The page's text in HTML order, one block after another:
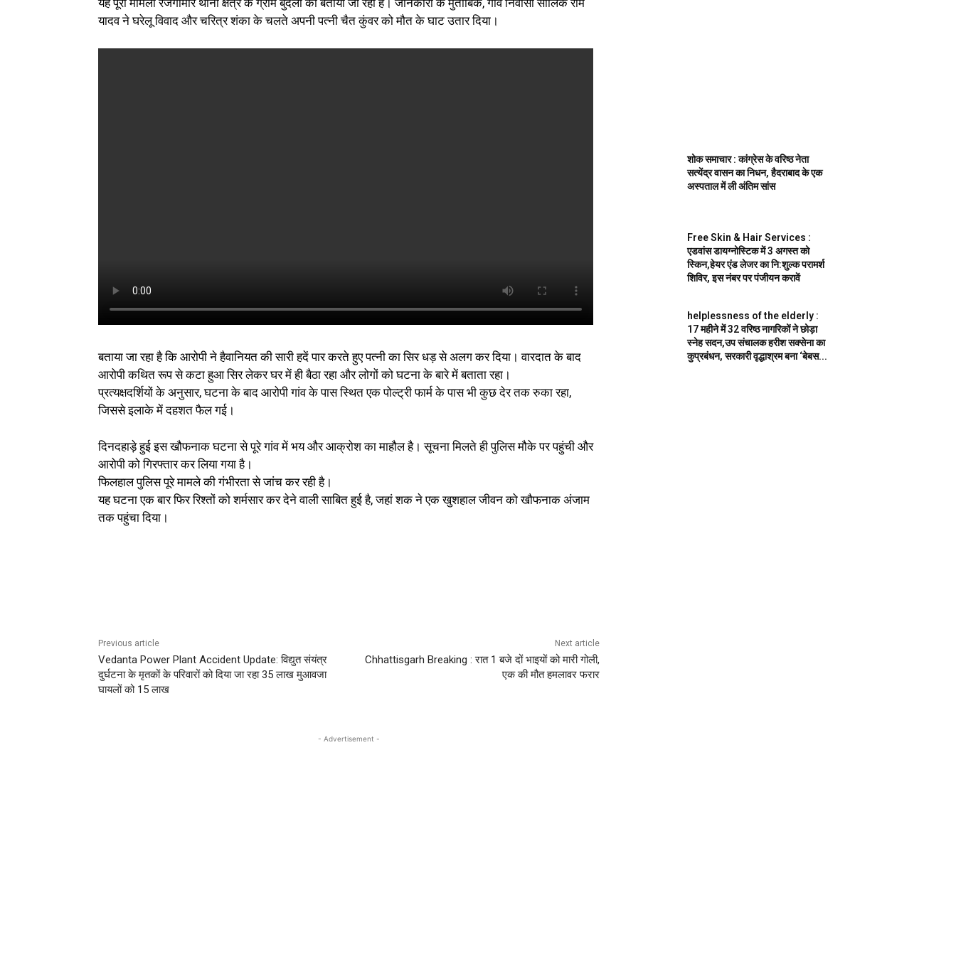
यादव ने घरेलू विवाद और चरित्र शंका के चलते अपनी पत्नी चैत कुंवर को मौत के घाट उतार दिया।
बताया जा रहा है कि आरोपी ने हैवानियत की सारी हदें पार करते हुए पत्नी का सिर धड़ से अलग कर दिया। वारदात के बाद
आरोपी कथित रूप से कटा हुआ सिर लेकर घर में ही बैठा रहा और लोगों को घटना के बारे में बताता रहा।
प्रत्यक्षदर्शियों के अनुसार, घटना के बाद आरोपी गांव के पास स्थित एक पोल्ट्री फार्म के पास भी कुछ देर तक रुका रहा,
जिससे इलाके में दहशत फैल गई।
दिनदहाड़े हुई इस खौफनाक घटना से पूरे गांव में भय और आक्रोश का माहौल है। सूचना मिलते ही पुलिस मौके पर पहुंची और
आरोपी को गिरफ्तार कर लिया गया है।
फिलहाल पुलिस पूरे मामले की गंभीरता से जांच कर रही है।
यह घटना एक बार फिर रिश्तों को शर्मसार कर देने वाली साबित हुई है, जहां शक ने एक खुशहाल जीवन को खौफनाक अंजाम
तक पहुंचा दिया।
Previous article
Vedanta Power Plant Accident Update: विद्युत संयंत्र
दुर्घटना के मृतकों के परिवारों को दिया जा रहा 35 लाख मुआवजा
घायलों को 15 लाख
Next article
Chhattisgarh Breaking : रात 1 बजे दों भाइयों को मारी गोली,
एक की मौत हमलावर फरार
- Advertisement -
शोक समाचार : कांग्रेस के वरिष्ठ नेता
सत्येंद्र वासन का निधन, हैदराबाद के एक
अस्पताल में ली अंतिम सांस
Free Skin & Hair Services :
एडवांस डायग्नोस्टिक में 3 अगस्त को
स्किन,हेयर एंड लेजर का नि:शुल्क परामर्श
शिविर, इस नंबर पर पंजीयन करावें
helplessness of the elderly :
17 महीने में 32 वरिष्ठ नागरिकों ने छोड़ा
स्नेह सदन,उप संचालक हरीश सक्सेना का
कुप्रबंधन, सरकारी वृद्धाश्रम बना ‘बेबस...